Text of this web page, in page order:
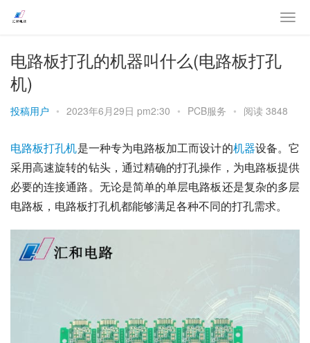
电路板打孔的机器叫什么(电路板打孔
机)
投稿用户 • 2023年6月29日 pm2:30 • PCB服务 • 阅读 3848
电路板打孔机是一种专为电路板加工而设计的机器设备。它
采用高速旋转的钻头，通过精确的打孔操作，为电路板提供
必要的连接通路。无论是简单的单层电路板还是复杂的多层
电路板，电路板打孔机都能够满足各种不同的打孔需求。